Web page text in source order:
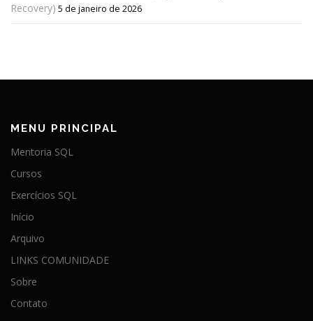
Recovery) 5 de janeiro de 2026
MENU PRINCIPAL
Mentoria SQL
Cursos
Exercícios SQL
Início
Arquivo
LINKS COMUNIDADE
Sobre
Contato